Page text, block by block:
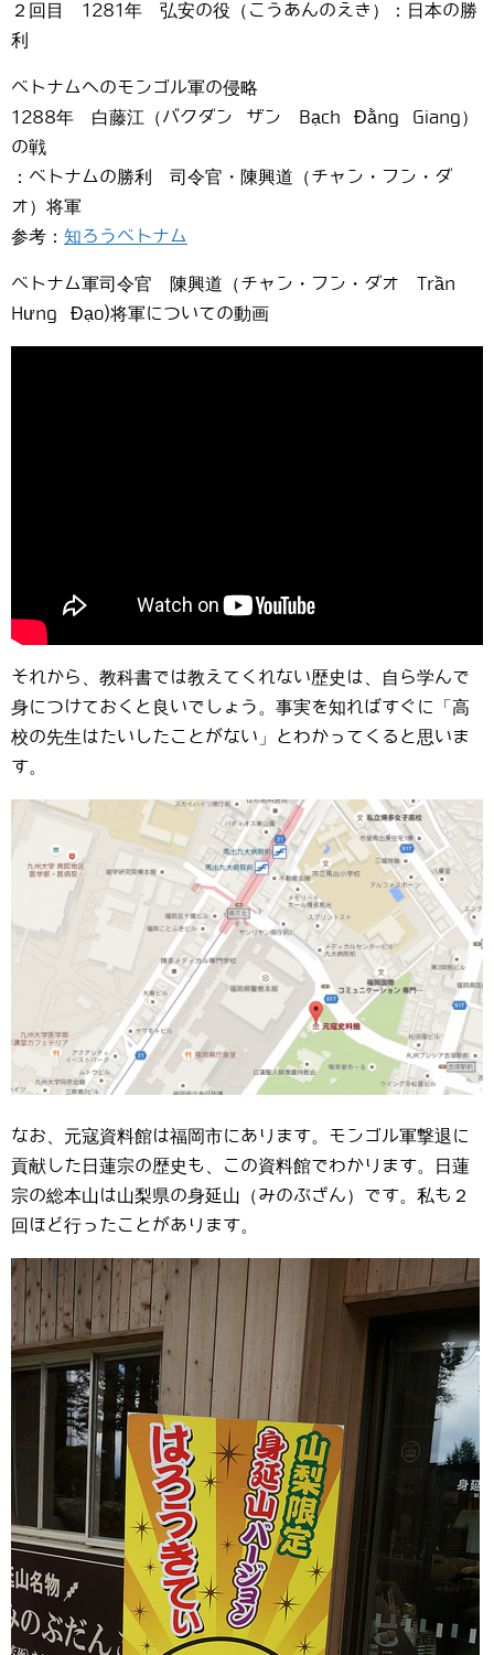
２回目 1281年 弘安の役（こうあんのえき）：日本の勝
利
ベトナムへのモンゴル軍の侵略
1288年 白藤江（バクダン ザン Bạch Đằng Giang）
の戦
：ベトナムの勝利 司令官・陳興道（チャン・フン・ダ
オ）将軍
参考： 知ろうベトナム
ベトナム軍司令官 陳興道（チャン・フン・ダオ Trần
Hưng Đạo)将軍についての動画
それから、教科書では教えてくれない歴史は、自ら学んで
身につけておくと良いでしょう。事実を知ればすぐに「高
校の先生はたいしたことがない」とわかってくると思いま
す。
なお、元寇資料館は福岡市にあります。モンゴル軍撃退に
貢献した日蓮宗の歴史も、この資料館でわかります。日蓮
宗の総本山は山梨県の身延山（みのぶざん）です。私も２
回ほど行ったことがあります。